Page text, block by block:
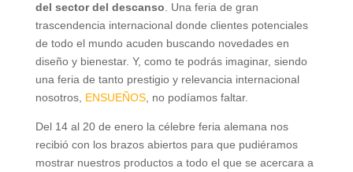
del sector del descanso . Una feria de gran
trascendencia internacional donde clientes potenciales
de todo el mundo acuden buscando novedades en
diseño y bienestar. Y, como te podrás imaginar, siendo
una feria de tanto prestigio y relevancia internacional
nosotros, ENSUEÑOS, no podíamos faltar.
Del 14 al 20 de enero la célebre feria alemana nos
recibió con los brazos abiertos para que pudiéramos
mostrar nuestros productos a todo el que se acercara a